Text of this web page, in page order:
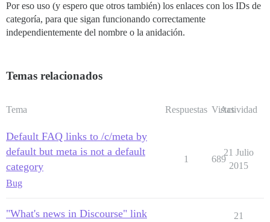
Por eso uso (y espero que otros también) los enlaces con los IDs de
categoría, para que sigan funcionando correctamente
independientemente del nombre o la anidación.
Temas relacionados
Tema Respuestas Vistas
Actividad
Default FAQ links to /c/meta by
default but meta is not a default
category
Bug
1 689
21 Julio
2015
"What's news in Discourse" link
21